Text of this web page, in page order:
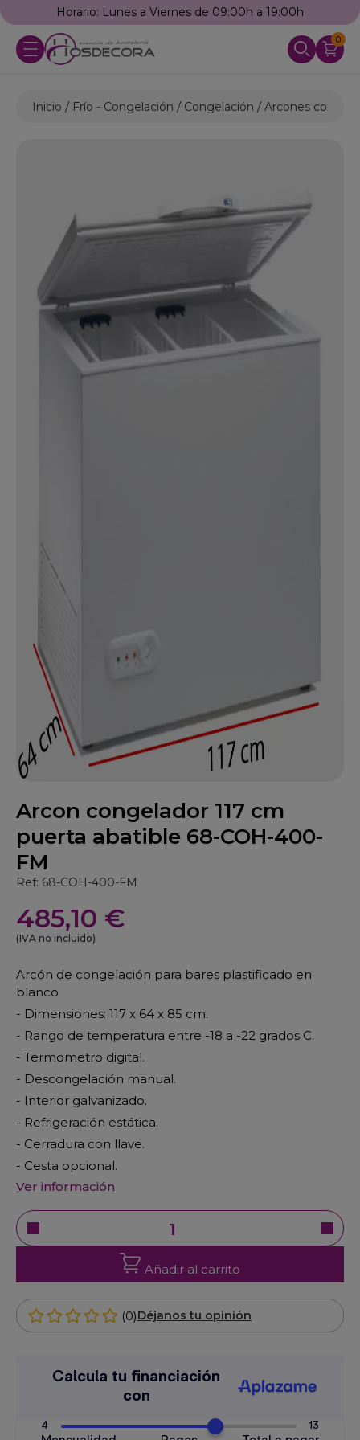
Horario: Lunes a Viernes de 09:00h a 19:00h
0
Inicio Frío - Congelación Congelación Arcones
Arcon congelador 117 cm
puerta abatible 68-COH-400-
FM
Ref: 68-COH-400-FM
485,10 €
(IVA no incluido)
Arcón de congelación para bares plastificado en
blanco
- Dimensiones: 117 x 64 x 85 cm.
- Rango de temperatura entre -18 a -22 grados C.
- Termometro digital.
- Descongelación manual.
- Interior galvanizado.
- Refrigeración estática.
- Cerradura con llave.
- Cesta opcional.
Ver información
Añadir al carrito
(0)Déjanos tu opinión